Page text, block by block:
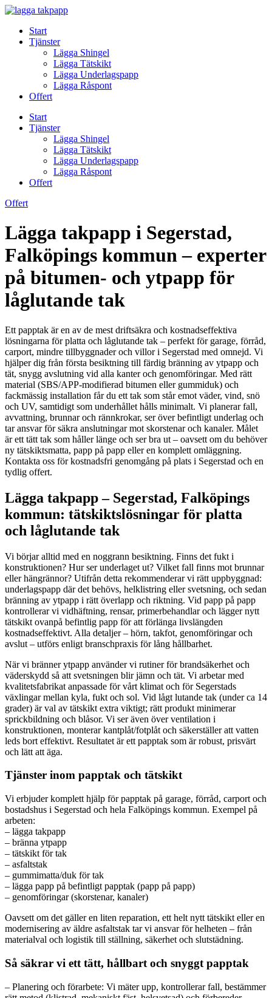
Skip
contentStart
Tjänster
Lägga Shingel
Lägga Tätskikt
Lägga Underlagspapp
Lägga Råspont
Offert
Start
Tjänster
Lägga Shingel
Lägga Tätskikt
Lägga Underlagspapp
Lägga Råspont
Offert
Offert
Lägga takpapp i Segerstad,
Falköpings kommun – experter
på bitumen- och ytpapp för
låglutande tak
Ett papptak är en av de mest driftsäkra och kostnadseffektiva
lösningarna för platta och låglutande tak – perfekt för garage, förråd,
carport, mindre tillbyggnader och villor i Segerstad med omnejd. Vi
hjälper dig från första besiktning till färdig bränning av ytpapp och
tät, snygg avslutning vid alla kanter och genomföringar. Med rätt
material (SBS/APP-modifierad bitumen eller gummiduk) och
fackmässig installation får du ett tak som står emot väder, vind, snö
och UV, samtidigt som underhållet hålls minimalt. Vi planerar fall,
avvattning, brunnar och rännkrokar, ser över befintligt underlag och
tar ansvar för säkra anslutningar mot skorstenar och kanaler. Målet
är ett tätt tak som håller länge och ser bra ut – oavsett om du behöver
ny tätskiktsmatta, papp på papp eller en komplett omläggning.
Kontakta oss för kostnadsfri genomgång på plats i Segerstad och en
tydlig offert.
Lägga takpapp – Segerstad, Falköpings
kommun: tätskiktslösningar för platta
och låglutande tak
Vi börjar alltid med en noggrann besiktning. Finns det fukt i
konstruktionen? Hur ser underlaget ut? Vilket fall finns mot brunnar
eller hängrännor? Utifrån detta rekommenderar vi rätt uppbyggnad:
underlagspapp där det behövs, helklistring eller svetsning, och sedan
bränning av ytpapp i rätt överlapp och riktning. Vid papp på papp
kontrollerar vi vidhäftning, rensar, primerbehandlar och lägger nytt
tätskikt ovanpå befintlig papp för att förlänga livslängden
kostnadseffektivt. Alla detaljer – hörn, takfot, genomföringar och
avslut – utförs enligt branschpraxis för lång hållbarhet.
När vi bränner ytpapp använder vi rutiner för brandsäkerhet och
väderskydd så att svetsningen blir jämn och tät. Vi arbetar med
kvalitetsfabrikat anpassade för vårt klimat och för Segerstads
växlingar mellan kyla, fukt och sol. Vid lågt lutande tak (under ca 14
grader) är val av tätskikt extra viktigt; rätt produkt minimerar
sprickbildning och blåsor. Vi ser även över ventilation i
konstruktionen, monterar kantplåt/fotplåt och säkerställer att vatten
leds bort effektivt. Resultatet är ett papptak som är robust, prisvärt
och lätt att äga.
Tjänster inom papptak och tätskikt
Vi erbjuder komplett hjälp för papptak på garage, förråd, carport och
bostadshus i Segerstad och hela Falköpings kommun. Exempel på
arbeten:
– lägga takpapp
– bränna ytpapp
– tätskikt för tak
– asfaltstak
– gummimatta/duk för tak
– lägga papp på befintligt papptak (papp på papp)
– genomföringar (skorstenar, kanaler)
Oavsett om det gäller en liten reparation, ett helt nytt tätskikt eller en
modernisering av äldre asfaltstak tar vi ansvar för helheten – från
materialval och logistik till ställning, säkerhet och slutstädning.
Så säkrar vi ett tätt, hållbart och snyggt papptak
– Planering och förarbete: Vi mäter upp, kontrollerar fall, bestämmer